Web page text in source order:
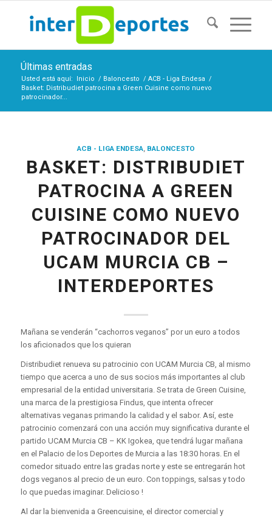
Últimas entradas
Usted está aquí: Inicio / Baloncesto / ACB - Liga Endesa /
Basket: Distribudiet patrocina a Green Cuisine como nuevo
patrocinador...
ACB - LIGA ENDESA, BALONCESTO
BASKET: DISTRIBUDIET
PATROCINA A GREEN
CUISINE COMO NUEVO
PATROCINADOR DEL
UCAM MURCIA CB –
INTERDEPORTES
Mañana se venderán “cachorros veganos” por un euro a todos
los aficionados que los quieran
Distribudiet renueva su patrocinio con UCAM Murcia CB, al mismo
tiempo que acerca a uno de sus socios más importantes al club
empresarial de la entidad universitaria. Se trata de Green Cuisine,
una marca de la prestigiosa Findus, que intenta ofrecer
alternativas veganas primando la calidad y el sabor. Así, este
patrocinio comenzará con una acción muy significativa durante el
partido UCAM Murcia CB – KK Igokea, que tendrá lugar mañana
en el Palacio de los Deportes de Murcia a las 18:30 horas. En el
comedor situado entre las gradas norte y este se entregarán hot
dogs veganos al precio de un euro. Con toppings, salsas y todo
lo que puedas imaginar. Delicioso !
Al dar la bienvenida a Greencuisine, el director comercial y